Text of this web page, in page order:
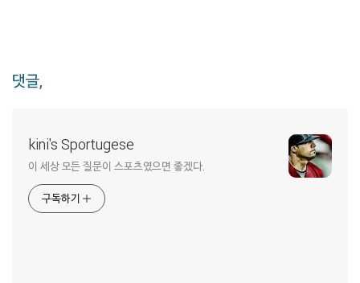
댓글,
kini's Sportugese
이 세상 모든 질문이 스포츠였으면 좋겠다.
구독하기